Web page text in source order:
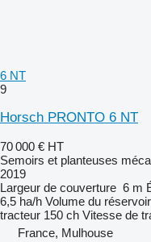
6 NT
9
Horsch PRONTO 6 NT
70 000 € HT
Semoirs et planteuses
2019
Largeur de couverture 6 m
6,5 ha/h Volume du réservoir
tracteur 150 ch Vitesse de
France, Mulhouse